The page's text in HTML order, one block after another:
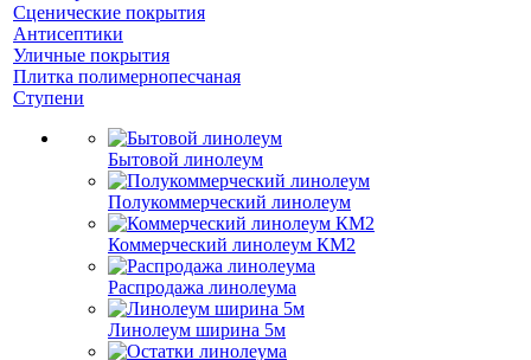
Сценические покрытия
Антисептики
Уличные покрытия
Плитка полимернопесчаная
Ступени
Бытовой линолеум
Полукоммерческий линолеум
Коммерческий линолеум КМ2
Распродажа линолеума
Линолеум ширина 5м